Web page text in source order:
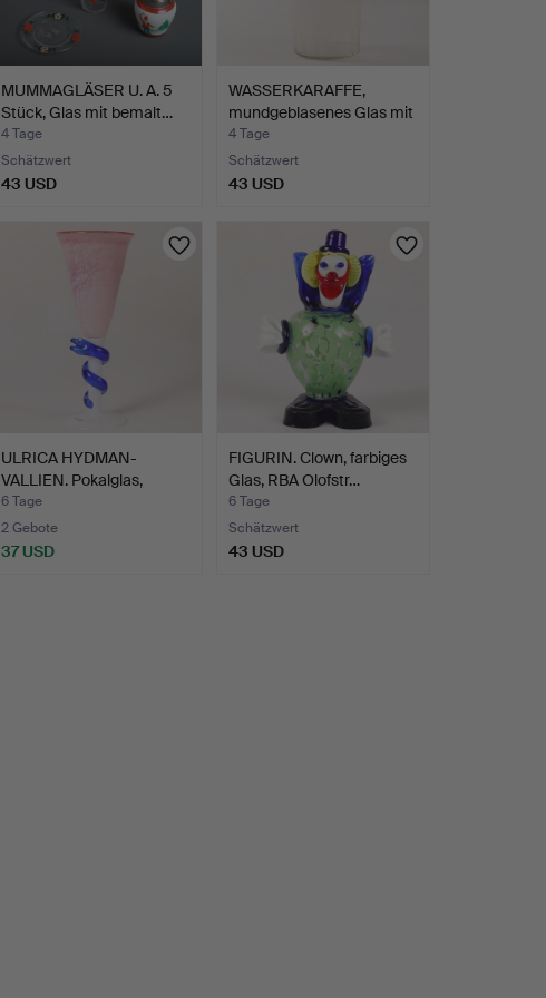
MUMMAGLÄSER U. A. 5
Stück, Glas mit bemalt…
4 Tage
Schätzwert
43 USD
WASSERKARAFFE,
mundgeblasenes Glas mit
Sch…
4 Tage
Schätzwert
43 USD
ULRICA HYDMAN-
VALLIEN. Pokalglas,
"Cleopat…
6 Tage
2 Gebote
37 USD
FIGURIN. Clown, farbiges
Glas, RBA Olofstr…
6 Tage
Schätzwert
43 USD